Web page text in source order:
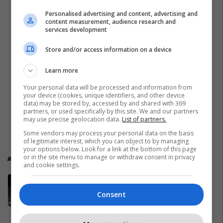
Trend Telegrafi
shkul flamurin e Izraelit te
Shqipëri
Personalised advertising and content, advertising and
content measurement, audience research and
services development
Store and/or access information on a device
Learn more
Your personal data will be processed and information from
your device (cookies, unique identifiers, and other device
data) may be stored by, accessed by and shared with 369
partners, or used specifically by this site. We and our partners
may use precise geolocation data. List of partners.
Some vendors may process your personal data on the basis
of legitimate interest, which you can object to by managing
your options below. Look for a link at the bottom of this page
or in the site menu to manage or withdraw consent in privacy
and cookie settings.
Consent